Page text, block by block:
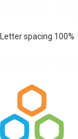
Letter spacing 100%